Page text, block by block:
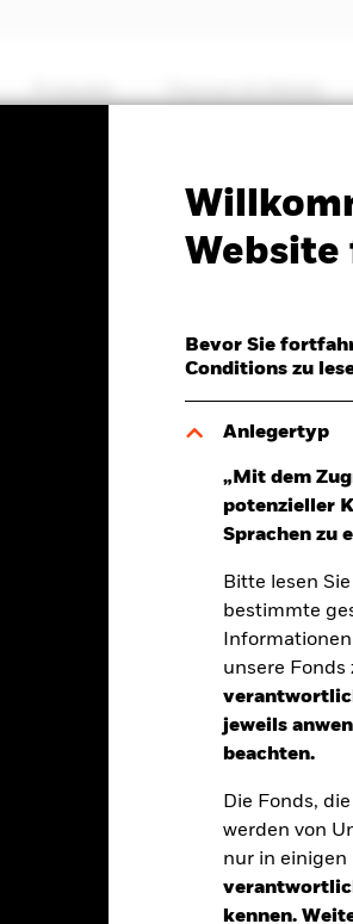
Website
Bevor Sie
Conditions zu
Anlegertyp
„Mit dem
potenzieller
Sprachen zu
Bitte lesen
bestimmte
unsere
jeweils
beachten.
Die Fonds,
werden von
nur in einigen
kennen.
Fund
JPY 12,00 (0,90%)
aus Kapitalwachstum und Erträgen
die den Grundsätzen für Anlagen in den
% seines Gesamtvermögens in die
Tätigkeit im Technologiesektor stattfindet.
in Übereinstimmung mit seiner ESG-
Prospekt und auf der BlackRock-